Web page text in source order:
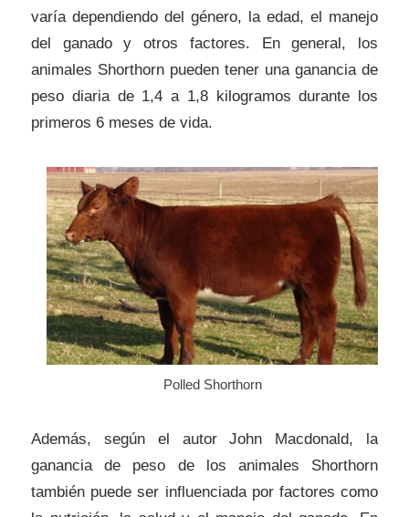
varía dependiendo del género, la edad, el manejo
del ganado y otros factores. En general, los
animales Shorthorn pueden tener una ganancia de
peso diaria de 1,4 a 1,8 kilogramos durante los
primeros 6 meses de vida.
Polled Shorthorn
Además, según el autor John Macdonald, la
ganancia de peso de los animales Shorthorn
también puede ser influenciada por factores como